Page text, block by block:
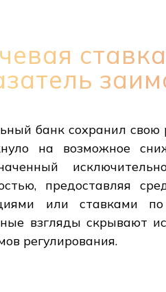
банк сохранил
на возможное
предоставляя
или ставками
взгляды скрывают
регулирования.